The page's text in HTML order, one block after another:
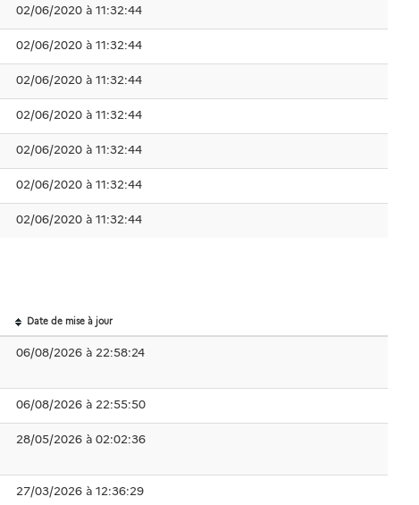
02/06/2020 à 11:32:44
02/06/2020 à 11:32:44
02/06/2020 à 11:32:44
02/06/2020 à 11:32:44
02/06/2020 à 11:32:44
02/06/2020 à 11:32:44
02/06/2020 à 11:32:44
Date de mise à jour
06/08/2026 à 22:58:24
06/08/2026 à 22:55:50
28/05/2026 à 02:02:36
27/03/2026 à 12:36:29